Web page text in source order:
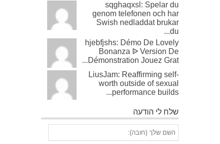
sqghaqxsl: Spelar du
genom telefonen och har
Swish nedladdat brukar
du...
hjebfjshs: Démo De Lovely
Bonanza ᐉ Version De
Démonstration Jouez Grat...
LiusJam: Reaffirming self-
worth outside of sexual
performance builds...
שלח לי הודעה